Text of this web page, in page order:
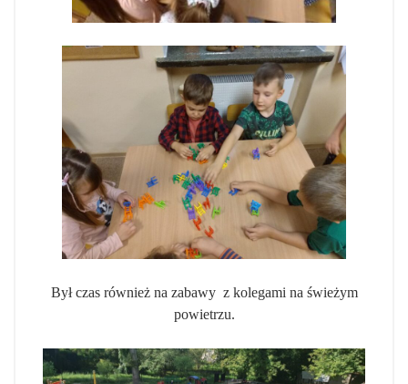
Był czas również na zabawy z kolegami na świeżym
powietrzu.